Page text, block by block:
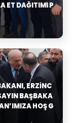
ET DAĞITIMI P
ERZINC
BAŞBAKA
HOŞ G